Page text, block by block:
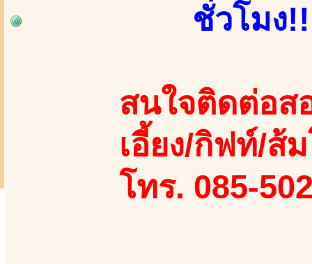
ชั่วโมง
สนใจติดต่อส
เอี้ยง/กิฟท์/ส้
โทร. 085-